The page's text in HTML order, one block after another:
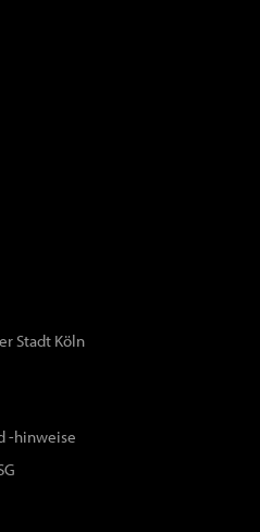
Stadt Köln
-hinweise